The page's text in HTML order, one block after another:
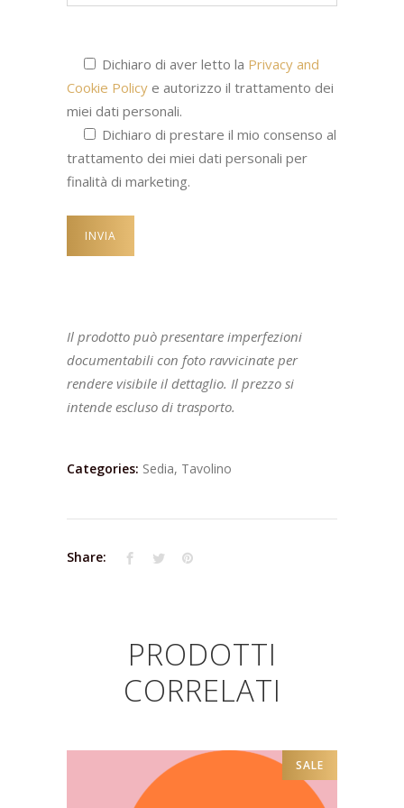
Dichiaro di aver letto la Privacy and
Cookie Policy e autorizzo il trattamento dei
miei dati personali.
Dichiaro di prestare il mio consenso al
trattamento dei miei dati personali per
finalità di marketing.
Il prodotto può presentare imperfezioni
documentabili con foto ravvicinate per
rendere visibile il dettaglio. Il prezzo si
intende escluso di trasporto.
Categories: Sedia, Tavolino
Share:
PRODOTTI
CORRELATI
SALE